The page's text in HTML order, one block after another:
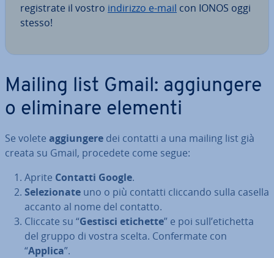
re­gi­stra­te il vostro indirizzo e-mail con IONOS oggi
stesso!
Mailing list Gmail: ag­giun­ge­re
o eliminare elementi
Se volete ag­giun­ge­re dei contatti a una mailing list già
creata su Gmail, procedete come segue:
Aprite Contatti Google.
Se­le­zio­na­te uno o più contatti cliccando sulla casella
accanto al nome del contatto.
Cliccate su “Gestisci etichette” e poi sull’etichetta
del gruppo di vostra scelta. Con­fer­ma­te con
“Applica”.